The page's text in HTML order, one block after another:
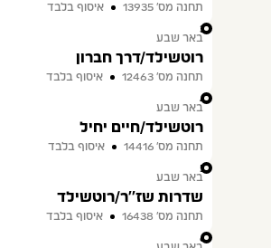
תחנה מס׳ 13935 איסוף בלבד
3
באר שבע
רוטשילד/דרך חברון
תחנה מס׳ 12463 איסוף בלבד
4
באר שבע
רוטשילד/חיים יחיל
תחנה מס׳ 14416 איסוף בלבד
5
באר שבע
שדרות שז''ר/רוטשילד
תחנה מס׳ 16438 איסוף בלבד
6